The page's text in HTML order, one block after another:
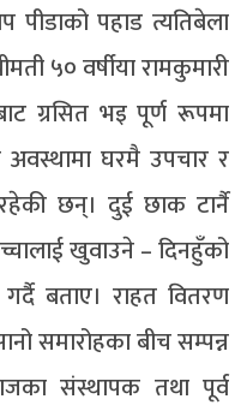
पीडाको पहाड त्यतिबेला
५० वर्षीया रामकुमारी
ग्रसित भइ पूर्ण रूपमा
घरमै उपचार र
छन्। दुई छाक टार्नै
खुवाउने – दिनहुँको
बताए। राहत वितरण
समारोहका बीच सम्पन्न
संस्थापक तथा पूर्व